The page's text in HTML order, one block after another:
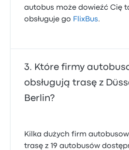
autobus może dowieźć Cię
obsługuje go FlixBus.
Które firmy
obsługują trasę z
Berlin?
Kilka dużych firm
trasę z 19 autobusów